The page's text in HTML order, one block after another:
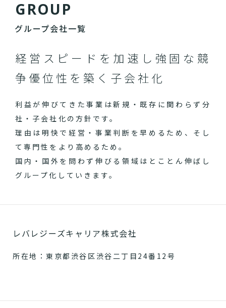
GROUP
グループ会社一覧
経営スピードを加速し 強固な競
争優位性を築く子会社化
利益が伸びてきた事業は新規・既存に関わらず分
社・子会社化の方針です。
理由は明快で経営・事業判断を早めるため、そし
て専門性をより高めるため。
国内・国外を問わず伸びる領域はとことん伸ばし
グループ化していきます。
レバレジーズキャリア株式会社
所在地：東京都渋谷区渋谷二丁目24番12号